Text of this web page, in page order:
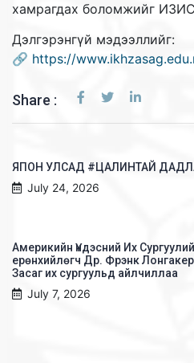
хамрагдах боломжийг
Дэлгэрэнгүй мэдээллийг:
🔗 https://
Share :
ЯПОН УЛСАД #ЦАЛИНТАЙ
July 24, 2026
Америкийн Үндэсний Их
ерөнхийлөгч Др. Фрэнк
Засаг их сургуульд айлчиллаа
July 7, 2026